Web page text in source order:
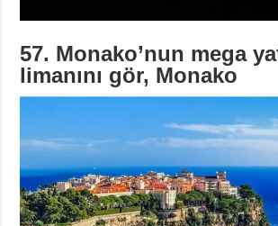
57. Monako’nun mega
limanını gör, Monako